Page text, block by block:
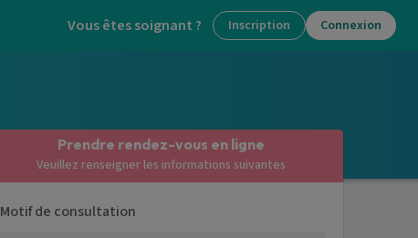
Vous êtes soignant ? Inscription Connexion
Prendre rendez-vous en ligne
Veuillez renseigner les informations suivantes
Motif de consultation